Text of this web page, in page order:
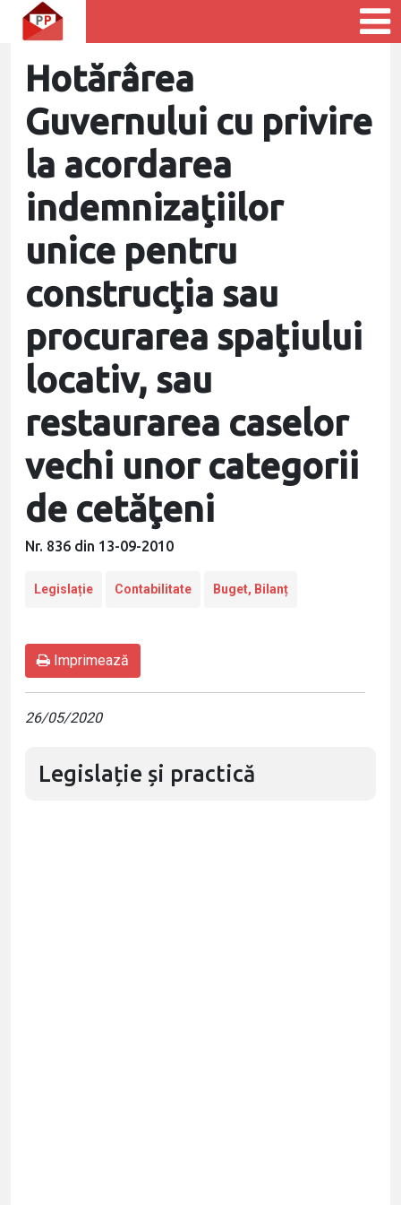
Hotărârea
Guvernului cu privire
la acordarea
indemnizaţiilor
unice pentru
construcţia sau
procurarea spaţiului
locativ, sau
restaurarea caselor
vechi unor categorii
de cetăţeni
Nr. 836 din 13-09-2010
Legislație Contabilitate Buget, Bilanț
Imprimează
26/05/2020
Legislație și practică